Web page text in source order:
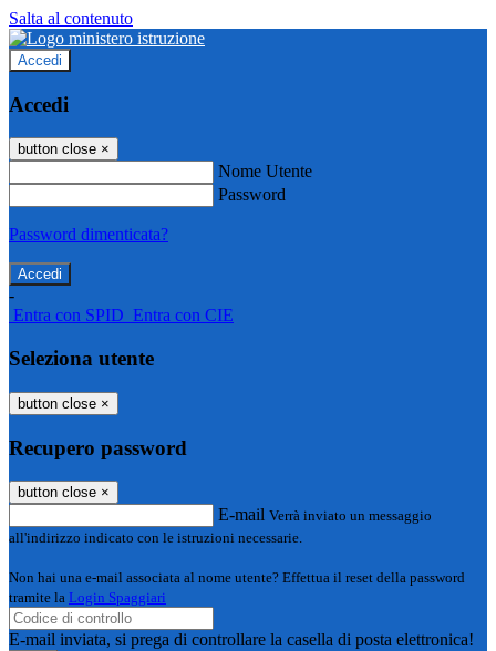
Salta al contenuto
Accedi
Accedi
button close ×
Nome Utente
Password
Password dimenticata?
-
Entra con SPID Entra con CIE
Seleziona utente
button close ×
Recupero password
button close ×
E-mail Verrà inviato un messaggio
all'indirizzo indicato con le istruzioni necessarie.
Non hai una e-mail associata al nome utente? Effettua il reset della password
tramite la Login Spaggiari
E-mail inviata, si prega di controllare la casella di posta elettronica!